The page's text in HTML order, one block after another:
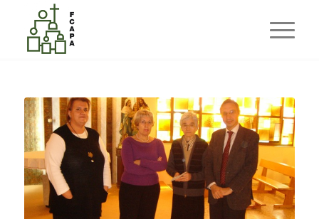
Blog - Latest News
Ets aquí: Inici
Colegio de la Sagrada Familia. Acto Pago V Certamen APASOLIDARIA.